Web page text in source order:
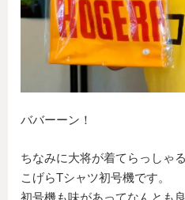
ババーーン！
ちなみに大将が着てらっしゃ
こげらTシャツ初号機です。
初号機も味があってなんとも